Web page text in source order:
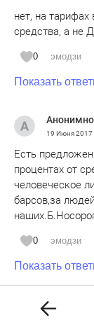
нет, на тарифах
средства, а не
0 эмодзи
Показать
Анонимно
19 Июня 2017
Есть
процентах от
человеческое
барсов,за
0 эмодзи
Показать
Анонимно
19 Июня 2017